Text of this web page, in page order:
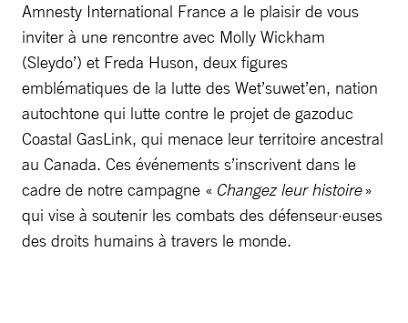
Amnesty International France a le plaisir de vous
inviter à une rencontre avec Molly Wickham
(Sleydo’) et Freda Huson, deux figures
emblématiques de la lutte des Wet’suwet’en, nation
autochtone qui lutte contre le projet de gazoduc
Coastal GasLink, qui menace leur territoire ancestral
au Canada. Ces événements s’inscrivent dans le
cadre de notre campagne « Changez leur histoire»
qui vise à soutenir les combats des défenseur·euses
des droits humains à travers le monde.